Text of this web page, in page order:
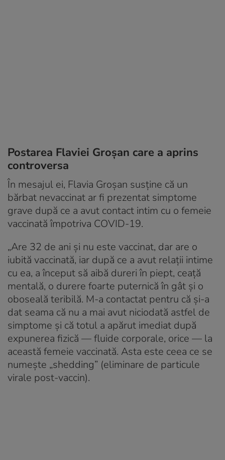
Postarea Flaviei Groșan care a aprins
controversa
În mesajul ei, Flavia Groșan susține că un
bărbat nevaccinat ar fi prezentat simptome
grave după ce a avut contact intim cu o femeie
vaccinată împotriva COVID-19.
„Are 32 de ani și nu este vaccinat, dar are o
iubită vaccinată, iar după ce a avut relații intime
cu ea, a început să aibă dureri în piept, ceață
mentală, o durere foarte puternică în gât și o
oboseală teribilă. M-a contactat pentru că și-a
dat seama că nu a mai avut niciodată astfel de
simptome și că totul a apărut imediat după
expunerea fizică — fluide corporale, orice — la
această femeie vaccinată. Asta este ceea ce se
numește „shedding” (eliminare de particule
virale post-vaccin).